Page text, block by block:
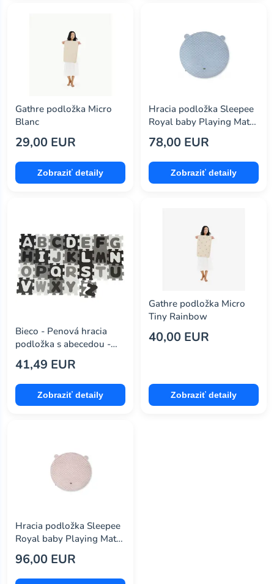
Gathre podložka Micro
Blanc
29,00 EUR
Zobraziť detaily
Hracia podložka Sleepee
Royal baby Playing Mat
modrá
78,00 EUR
Zobraziť detaily
Bieco - Penová hracia
podložka s abecedou -
puzzle black & white - 26
ks
41,49 EUR
Zobraziť detaily
Gathre podložka Micro
Tiny Rainbow
40,00 EUR
Zobraziť detaily
Hracia podložka Sleepee
Royal baby Playing Mat
ružová
96,00 EUR